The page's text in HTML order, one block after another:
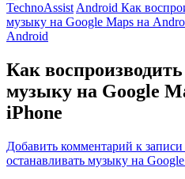
TechnoAssist Android Как
музыку на Google Maps на
Android
Как
музыку на Google
iPhone
Добавить комментарий к
останавливать музыку на